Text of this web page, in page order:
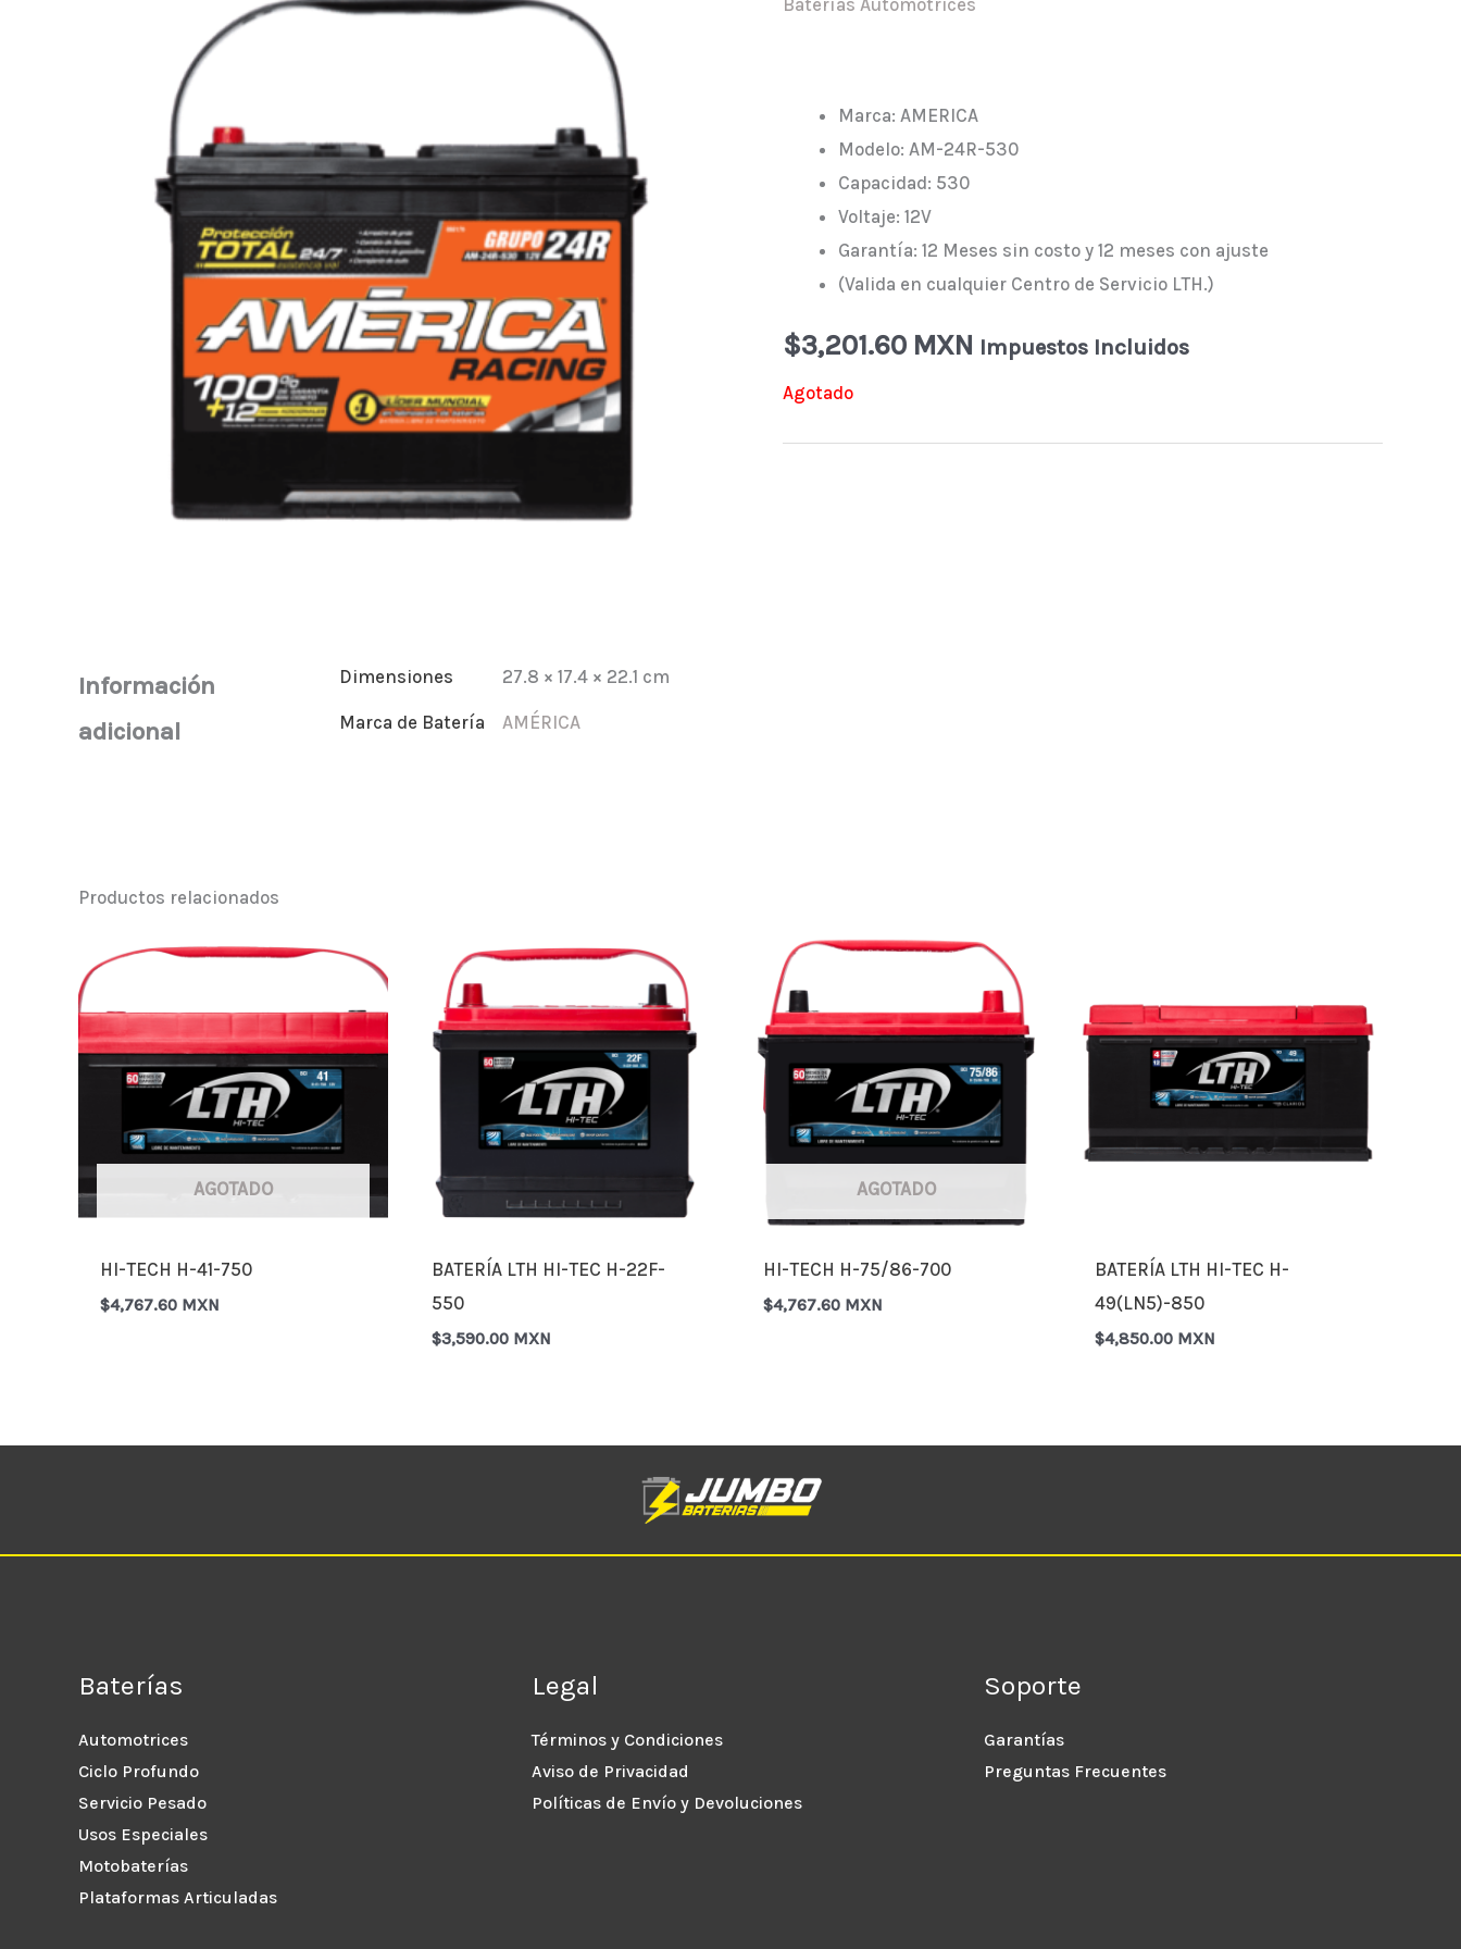
Baterías Automotrices
Marca: AMERICA
Modelo: AM-24R-530
Capacidad: 530
Voltaje: 12V
Garantía: 12 Meses sin costo y 12 meses con ajuste
(Valida en cualquier Centro de Servicio LTH.)
$3,201.60 MXN Impuestos Incluidos
Agotado
Información
adicional
Dimensiones 27.8 × 17.4 × 22.1 cm
Marca de Batería AMÉRICA
Productos relacionados
AGOTADO
HI-TECH H-41-750
$4,767.60 MXN
BATERÍA LTH HI-TEC H-22F-
550
$3,590.00 MXN
AGOTADO
HI-TECH H-75/86-700
$4,767.60 MXN
BATERÍA LTH HI-TEC H-
49(LN5)-850
$4,850.00 MXN
Baterías
Automotrices
Ciclo Profundo
Servicio Pesado
Usos Especiales
Motobaterías
Plataformas Articuladas
Legal
Términos y Condiciones
Aviso de Privacidad
Políticas de Envío y Devoluciones
Soporte
Garantías
Preguntas Frecuentes